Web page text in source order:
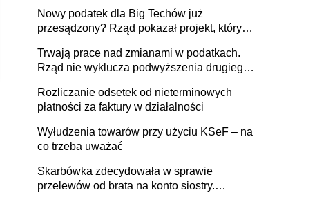
Nowy podatek dla Big Techów już
przesądzony? Rząd pokazał projekt, który
Trwają prace nad zmianami w podatkach.
Rząd nie wyklucza podwyższenia drugiego
Rozliczanie odsetek od nieterminowych
płatności za faktury w działalności
Wyłudzenia towarów przy użyciu KSeF – na
co trzeba uważać
Skarbówka zdecydowała w sprawie
przelewów od brata na konto siostry.